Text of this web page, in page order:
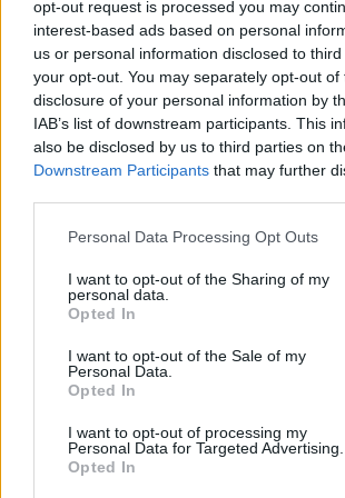
opt-out request is processed you may
interest-based ads based on personal
us or personal information disclosed to
your opt-out. You may separately opt-out of
disclosure of your personal information by
IAB’s list of downstream participants. This
also be disclosed by us to third parties on
Downstream Participants that may further
Personal Data Processing Opt Outs
I want to opt-out of the Sharing of my
personal data.
Opted In
I want to opt-out of the Sale of my
Personal Data.
Opted In
I want to opt-out of processing my
Personal Data for Targeted Advertising.
Opted In
Dhabi og russland er også
med 9 andre europeiske land.
Match Race fredag:
1. Pierre Lundin – Sweden
2. Erik Edin – Sweden
3. Rupp Temper – Austria.
Speed Run fredag: